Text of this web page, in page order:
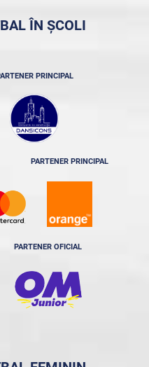
ÎN ȘCOLI
PRINCIPAL
PARTENER PRINCIPAL
PARTENER OFICIAL